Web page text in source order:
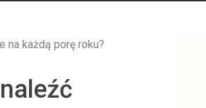
na każdą porę roku?